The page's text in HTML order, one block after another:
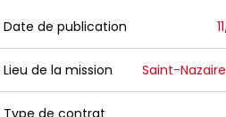
Date de publication
Date de publication
Lieu de la mission
Lieu de la mission Saint-
Type de contrat